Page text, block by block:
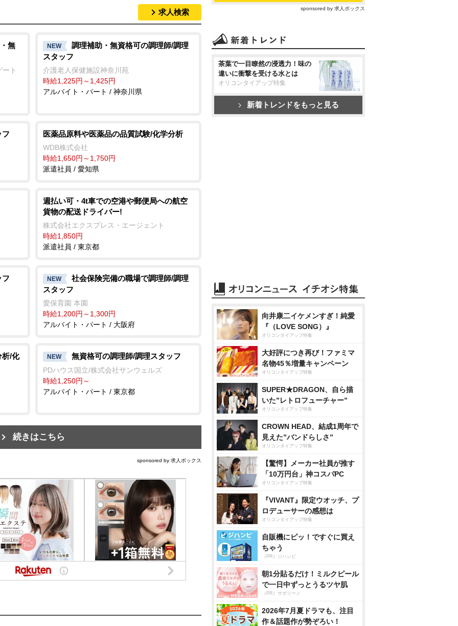
求人検索
無
ト
NEW
調理補助・無資格可の調理師/調理
スタッフ
介護老人保健施設神奈川苑
時給1,225円～1,425円
アルバイト・パート / 神奈川県
フ 医薬品原料や医薬品の品質試験/化学分析
WDB株式会社
時給1,650円～1,750円
派遣社員 / 愛知県
週払い可・4t車での空港や郵便局への航空
貨物の配送ドライバー!
株式会社エクスプレス・エージェント
時給1,850円
派遣社員 / 東京都
フ NEW
社会保険完備の職場で調理師/調理
スタッフ
愛保育園 本園
時給1,200円～1,300円
アルバイト・パート / 大阪府
析/化 NEW 無資格可の調理師/調理スタッフ
PDハウス国立/株式会社サンウェルズ
時給1,250円～
アルバイト・パート / 東京都
続きはこちら
sponsored by 求人ボックス
sponsored by 求人ボックス
茶葉で一目瞭然の浸透力！味の
違いに衝撃を受ける水とは
オリコンタイアップ特集
新着トレンドをもっと見る
向井康二イケメンすぎ！純愛
『（LOVE SONG）』
オリコンタイアップ特集
大好評につき再び！ファミマ
名物45％増量キャンペーン
オリコンタイアップ特集
SUPER★DRAGON、自ら描
いた”レトロフューチャー”
オリコンタイアップ特集
CROWN HEAD、結成1周年で
見えた”バンドらしさ”
オリコンタイアップ特集
【驚愕】メーカー社員が推す
「10万円台」神コスパPC
オリコンタイアップ特集
『VIVANT』限定ウオッチ、プ
ロデューサーの感想は
オリコンタイアップ特集
自販機にピッ！ですぐに買え
ちゃう
（PR）ジハンピ
朝1分貼るだけ！ミルクピール
で一日中ずっとうるツヤ肌
（PR）サボリーノ
2026年7月夏ドラマも、注目
作＆話題作が勢ぞろい！